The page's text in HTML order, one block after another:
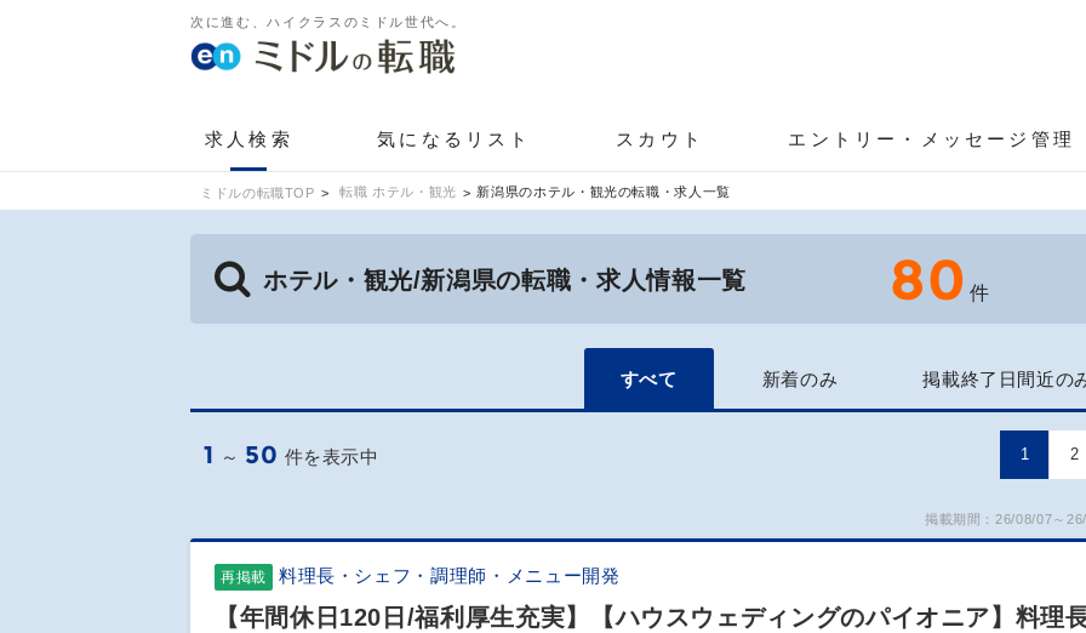
次に進む、ハイクラスのミドル世代へ。
求人検索 気になるリスト スカウト エントリー・メッセージ管理
ミドルの転職TOP 転職 ホテル・観光 新潟県のホテル・観光の転職・求人一覧
ホテル・観光/新潟県の転職・求人情報一覧 80 件
すべて 新着のみ 掲載終了日間近の
1 ～ 50 件を表示中 1 2
掲載期間：26/08/07～
再掲載 料理長・シェフ・調理師・メニュー開発
【年間休日120日/福利厚生充実】【ハウスウェディングのパイオニア】料理